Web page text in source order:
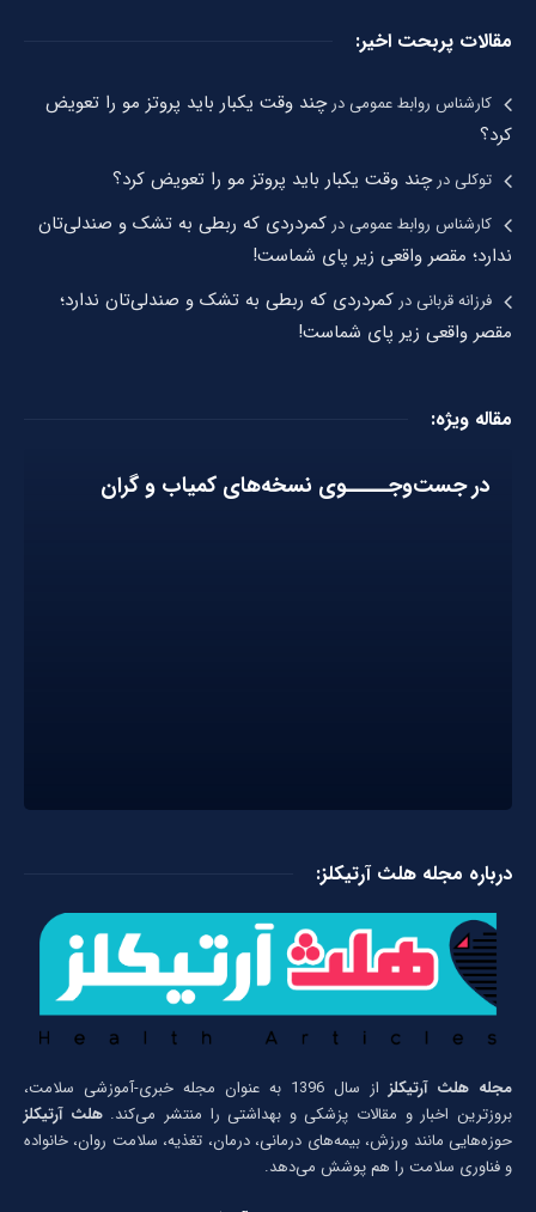
مقالات پربحت اخیر:
کارشناس روابط عمومیدرچند وقت یکبار باید پروتز مو را تعویض
کرد؟
توکلیدرچند وقت یکبار باید پروتز مو را تعویض کرد؟
کارشناس روابط عمومیدر کمردردی که ربطی به تشک و صندلی‌تان
ندارد؛ مقصر واقعی زیر پای شماست!
فرزانه قربانیدر کمردردی که ربطی به تشک و صندلی‌تان ندارد؛
مقصر واقعی زیر پای شماست!
مقاله ویژه:
در جست‌وجـــــوی نسخه‌های کمیاب و گران
درباره مجله هلث آرتیکلز:
مجله هلث آرتیکلز
از سال 1396 به عنوان مجله خبری-آموزشی سلامت،
بروزترین اخبار و مقالات پزشکی و بهداشتی را منتشر می‌کند.هلث آرتیکلز
حوزه‌هایی مانند ورزش، بیمه‌های درمانی، درمان، تغذیه، سلامت روان، خانواده
و فناوری سلامت را هم پوشش می‌دهد.